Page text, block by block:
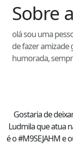
Sobre
olá sou uma
de fazer
humorada,
Gostaria de
Ludmilaque atua
é o #M9SEJAHM e